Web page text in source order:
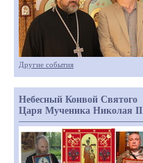
Другие события
Небесный Конвой Святого
Царя Мученика Николая II